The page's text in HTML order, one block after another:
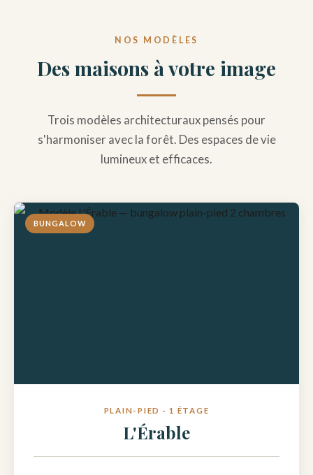
NOS MODÈLES
Des maisons à votre image
Trois modèles architecturaux pensés pour
s'harmoniser avec la forêt. Des espaces de vie
lumineux et efficaces.
BUNGALOW
PLAIN-PIED · 1 ÉTAGE
L'Érable